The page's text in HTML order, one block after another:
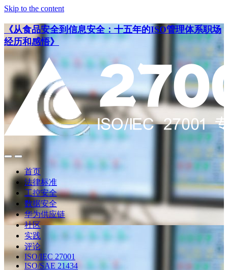
Skip to the content
《从食品安全到信息安全：十五年的ISO管理体系职场
经历和感悟》
点
搜
点
此
查
导
航
首页
法律标准
工控安全
数据安全
华为供应链
社区
实践
评论
ISO/IEC 27001
ISO/SAE 21434